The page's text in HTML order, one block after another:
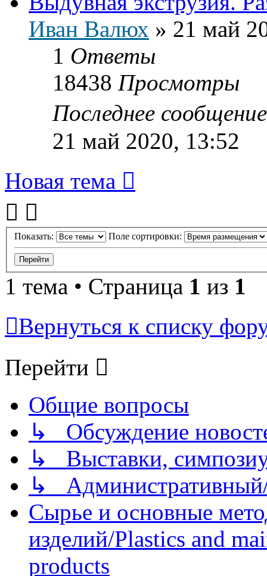
Иван Валюх » 21 май
1 Ответы
18438 Просмотры
Последнее
21 май 2020, 13:52
Новая тема
Показать: Поле сортировки:
1 тема • Страница 1 из 1
Вернуться к списку
Перейти
Общие вопросы
↳ Обсуждение
↳ Выставки,
↳
Сырье и основные
изделий/Plastics and
products